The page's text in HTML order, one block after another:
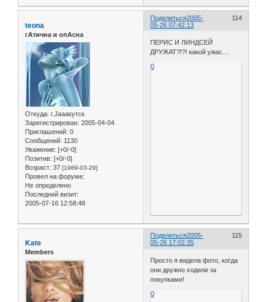
Поделиться 114
2005-
05-26 07:42:13
teona
гАтична и опАсна
Откуда: г.Jaaaкутск
Зарегистрирован: 2005-04-04
Приглашений: 0
Сообщений: 1130
Уважение: [+0/-0]
Позитив: [+0/-0]
Возраст: 37 [1989-03-29]
Провел на форуме:
Не определено
Последний визит:
2005-07-16 12:58:48
ПЕРИС И ЛИНДСЕЙ
ДРУЖАТ?!?! какой ужас....
0
Поделиться 115
2005-
05-26 17:02:35
Kate
Members
Просто я видела фото, когда
они дружно ходили за
покупками!
0